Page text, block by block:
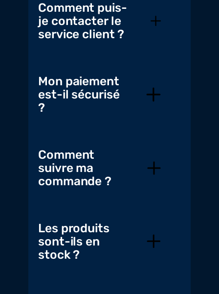
Comment puis-
je contacter le
service client ?
Mon paiement
est-il sécurisé
?
Comment
suivre ma
commande ?
Les produits
sont-ils en
stock ?